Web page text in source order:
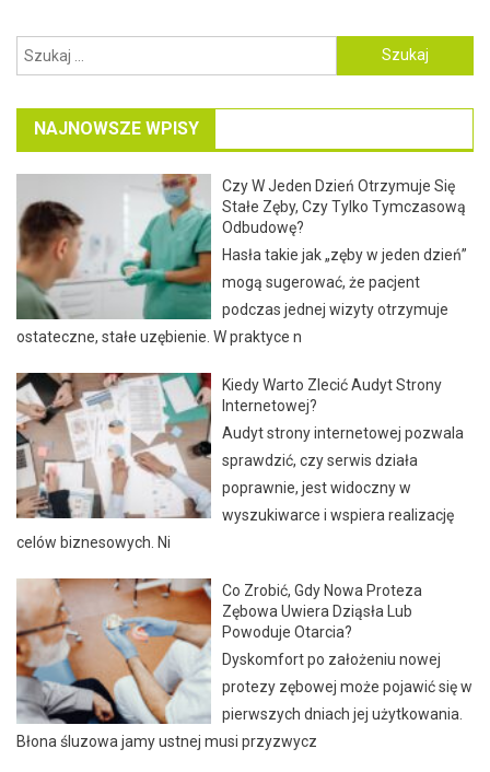
Szukaj:
NAJNOWSZE WPISY
Czy W Jeden Dzień Otrzymuje Się
Stałe Zęby, Czy Tylko Tymczasową
Odbudowę?
Hasła takie jak „zęby w jeden dzień”
mogą sugerować, że pacjent
podczas jednej wizyty otrzymuje
ostateczne, stałe uzębienie. W praktyce n
Kiedy Warto Zlecić Audyt Strony
Internetowej?
Audyt strony internetowej pozwala
sprawdzić, czy serwis działa
poprawnie, jest widoczny w
wyszukiwarce i wspiera realizację
celów biznesowych. Ni
Co Zrobić, Gdy Nowa Proteza
Zębowa Uwiera Dziąsła Lub
Powoduje Otarcia?
Dyskomfort po założeniu nowej
protezy zębowej może pojawić się w
pierwszych dniach jej użytkowania.
Błona śluzowa jamy ustnej musi przyzwycz